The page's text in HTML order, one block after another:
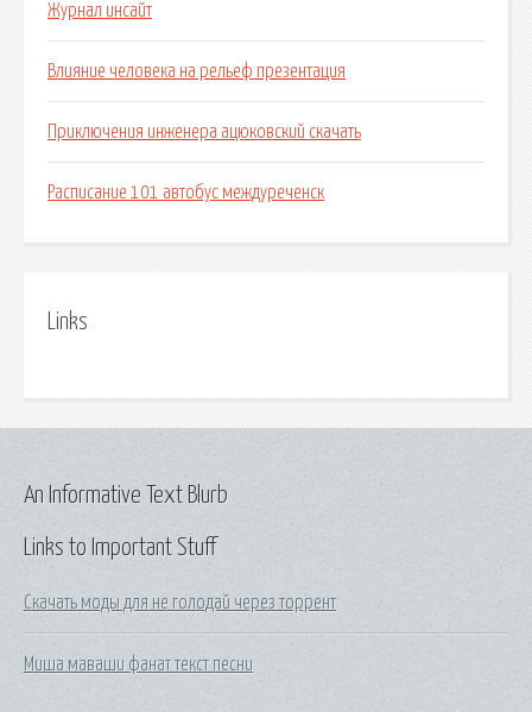
Журнал инсайт
Влияние человека на рельеф презентация
Приключения инженера ацюковский скачать
Расписание 101 автобус междуреченск
Links
Links to Important Stuff
Скачать моды для не голодай через торрент
Миша маваши фанат текст песни
An Informative Text Blurb